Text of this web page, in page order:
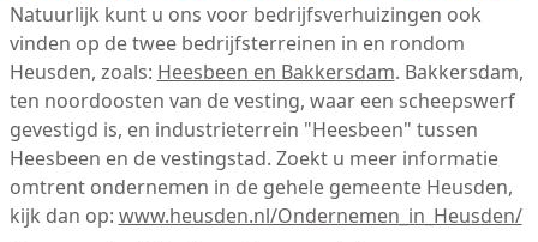
Natuurlijk kunt u ons voor bedrijfsverhuizingen ook
vinden op de twee bedrijfsterreinen in en rondom
Heusden, zoals: Heesbeen en Bakkersdam. Bakkersdam,
ten noordoosten van de vesting, waar een scheepswerf
gevestigd is, en industrieterrein "Heesbeen" tussen
Heesbeen en de vestingstad. Zoekt u meer informatie
omtrent ondernemen in de gehele gemeente Heusden,
kijk dan op: www.heusden.nl/Ondernemen_in_Heusden/